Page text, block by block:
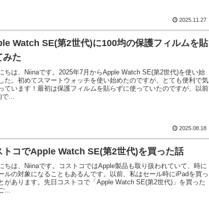
2025.11.27
Watch SE(第2世代)に100均の保護フィルムを貼
みた
ちは、Niinaです。2025年7月からApple Watch SE(第2世代)を使い始
た。初めてスマートウォッチを使い始めたのですが、とても便利で気
ています！最初は保護フィルムを貼らずに使っていたのですが、以前
...
2025.08.18
トコでApple Watch SE(第2世代)を買った話
ちは、Niinaです。コストコではApple製品も取り扱われていて、時に
ルの対象になることもあるんです。以前、私はセール時にiPadを買っ
があります。先日コストコで「Apple Watch SE(第2世代)」を買った
...